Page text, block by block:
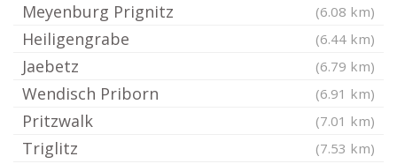
Meyenburg Prignitz (6.08 km)
Heiligengrabe (6.44 km)
Jaebetz (6.79 km)
Wendisch Priborn (6.91 km)
Pritzwalk (7.01 km)
Triglitz (7.53 km)